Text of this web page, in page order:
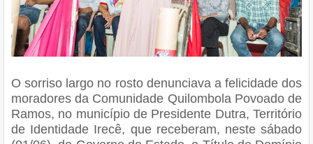
O sorriso largo no rosto denunciava a felicidade dos
moradores da Comunidade Quilombola Povoado de
Ramos, no município de Presidente Dutra, Território
de Identidade Irecê, que receberam, neste sábado